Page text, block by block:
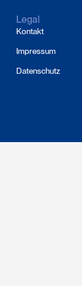
Legal
Kontakt
Impressum
Datenschutz